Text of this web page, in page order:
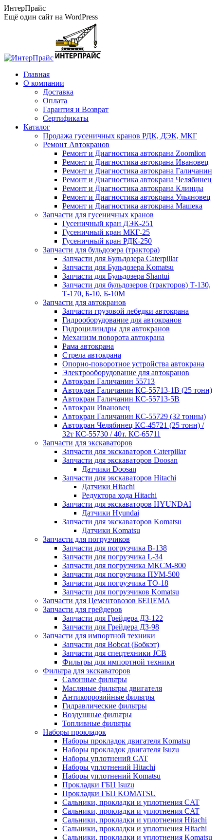
Перейти
к
ИнтерПрайс
Ещё один сайт на WordPress
Главная
О компании
Доставка
Оплата
Гарантия и Возврат
Сертификаты
Каталог
Продажа гусеничных кранов РДК, ДЭК, МКГ
Ремонт Автокранов
Ремонт и Диагностика автокрана Zoomlion
Ремонт и Диагностика автокрана Ивановец
Ремонт и Диагностика автокрана Галичанин
Ремонт и Диагностика автокрана Челябинец
Ремонт и Диагностика автокрана Клинцы
Ремонт и Диагностика автокрана Ульяновец
Ремонт и Диагностика автокрана Машека
Запчасти для гусеничных кранов
Гусеничный кран ДЭК-251
Гусеничный кран МКГ-25
Гусеничный кран РДК-250
Запчасти для бульдозера (трактора)
Запчасти для Бульдозера Caterpillar
Запчасти для Бульдозера Komatsu
Запчасти для Бульдозера Shantui
Запчасти для бульдозеров (тракторов) Т-130,
Т-170, Б-10, Б-10М
Запчасти для автокранов
Запчасти грузовой лебедки автокрана
Гидрооборудование для автокранов
Гидроцилиндры для автокранов
Механизм поворота автокрана
Рама автокрана
Стрела автокрана
Опорно-поворотное устройства автокрана
Электрооборудование для автокранов
Автокран Галичанин 55713
Автокран Галичанин КС-55713-1В (25 тонн)
Автокран Галичанин КС-55713-5В
Автокран Ивановец
Автокран Галичанин КС-55729 (32 тонны)
Автокран Челябинец КС-45721 (25 тонн) /
32т КС-55730 / 40т. КС-65711
Запчасти для экскаваторов
Запчасти для экскаваторов Caterpillar
Запчасти для экскаваторов Doosan
Датчики Doosan
Запчасти для экскаваторов Hitachi
Датчики Hitachi
Редуктора хода Hitachi
Запчасти для экскаваторов HYUNDAI
Датчики Hyundai
Запчасти для экскаваторов Komatsu
Датчики Komatsu
Запчасти для погрузчиков
Запчасти для погрузчика B-138
Запчасти для погрузчика L-34
Запчасти для погрузчика МКСМ-800
Запчасти для погрузчика ПУМ-500
Запчасти для погрузчика ТО-18
Запчасти для погрузчиков Komatsu
Запчасти для Цементовозов БЕЦЕМА
Запчасти для грейдеров
Запчасти для Грейдера ДЗ-122
Запчасти для Грейдера ДЗ-98
Запчасти для импортной техники
Запчасти для Bobcat (Бобкэт)
Запчасти для спецтехники JCB
Фильтры для импортной техники
Фильтра для экскаваторов
Салонные фильтры
Масляные фильтры двигателя
Антикоррозийные фильтры
Гидравлические фильтры
Воздушные фильтры
Топливные фильтры
Наборы прокладок
Наборы прокладок двигателя Komatsu
Наборы прокладок двигателя Isuzu
Наборы уплотнений CAT
Наборы уплотнений Hitachi
Наборы уплотнений Komatsu
Прокладки ГБЦ Isuzu
Прокладки ГБЦ KOMATSU
Сальники, прокладки и уплотнения CAT
Сальники, прокладки и уплотнения CAT
Сальники, прокладки и уплотнения Hitachi
Сальники, прокладки и уплотнения Hitachi
Сальники, прокладки и уплотнения Komatsu